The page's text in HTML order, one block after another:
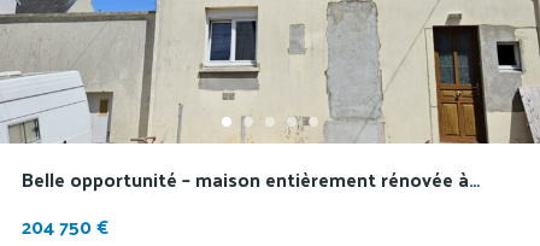
Belle opportunité – maison entièrement rénovée à
204 750 €